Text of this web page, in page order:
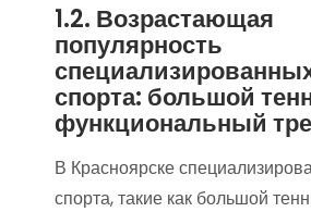
1.2. Возрастающая
популярность
спорта: большой
функциональный
В Красноярске
спорта, такие как большой